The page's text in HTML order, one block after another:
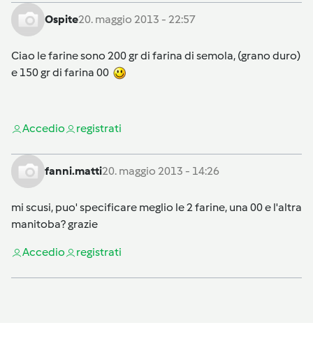
Ospite20. maggio 2013 - 22:57
Ciao le farine sono 200 gr di farina di semola, (grano duro)
e 150 gr di farina 00
Accedio registrati
fanni.matti20. maggio 2013 - 14:26
mi scusi, puo' specificare meglio le 2 farine, una 00 e l'altra
manitoba? grazie
Accedio registrati